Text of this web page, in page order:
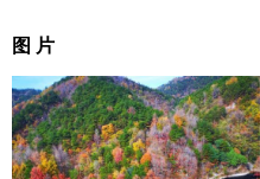
图 片